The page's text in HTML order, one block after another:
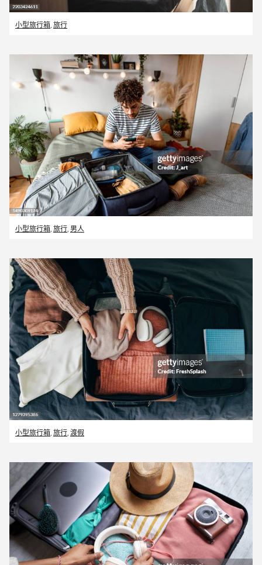
小型旅行箱 旅行
小型旅行箱, 旅行, 男人
小型旅行箱, 旅行, 渡假